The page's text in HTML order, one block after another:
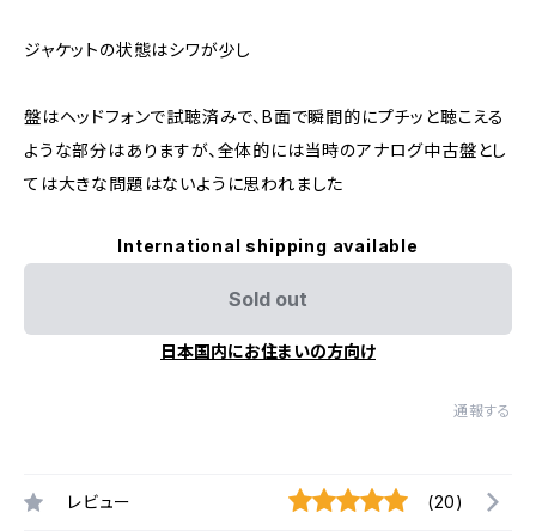
ジャケットの状態はシワが少し
盤はヘッドフォンで試聴済みで、B面で瞬間的にプチッと聴こえる
ような部分はありますが、全体的には当時のアナログ中古盤とし
ては大きな問題はないように思われました
International shipping available
Sold out
日本国内にお住まいの方向け
通報する
レビュー (20)